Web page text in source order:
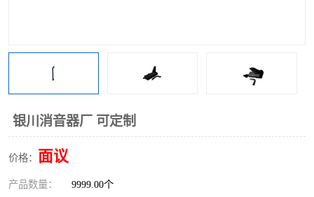
银川消音器厂 可定制
价格： 面议
产品数量： 9999.00个